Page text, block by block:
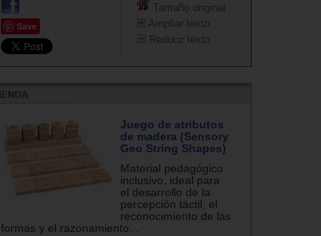
Save
Tamaño original
Ampliar texto
Reducir texto
Juego de atributos
de madera (Sensory
Geo String Shapes)
Material pedagógico
inclusivo, ideal para
el desarrollo de la
percepción táctil, el
reconocimiento de las
formas y el razonamiento...